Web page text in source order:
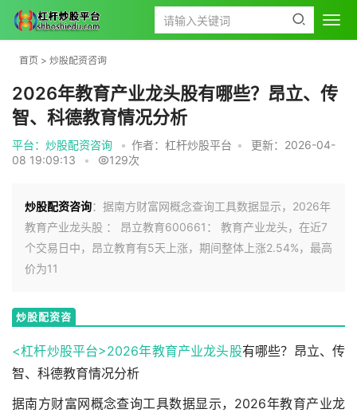
首页 > 炒股配资咨询
2026年教育产业龙头股有哪些？昂立、传
智、科德教育情况分析
平台：炒股配资咨询 • 作者：杠杆炒股平台 •
更新：2026-04-
08 19:09:13
• 129次
炒股配资咨询：据南方财富网概念查询工具数据显示，2026年
教育产业龙头股 ： 昂立教育600661： 教育产业龙头，在近7
个交易日中，昂立教育有5天上涨，期间整体上涨2.54%，最高
价为11
炒股配资咨
<杠杆炒股平台>2026年教育产业龙头股有哪些？昂立、传
智、科德教育情况分析
据南方财富网概念查询工具数据显示，2026年教育产业龙